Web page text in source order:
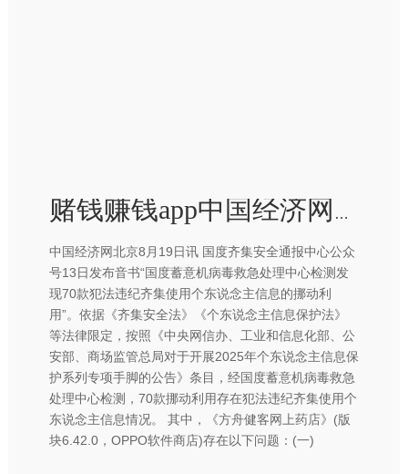
赌钱赚钱app中国经济网记者查询利用商店发现-赢钱的游戏软件·(中国)官方网站
中国经济网北京8月19日讯 国度齐集安全通报中心公众
号13日发布音书“国度蓄意机病毒救急处理中心检测发
现70款犯法违纪齐集使用个东说念主信息的挪动利
用”。依据《齐集安全法》《个东说念主信息保护法》
等法律限定，按照《中央网信办、工业和信息化部、公
安部、商场监管总局对于开展2025年个东说念主信息保
护系列专项手脚的公告》条目，经国度蓄意机病毒救急
处理中心检测，70款挪动利用存在犯法违纪齐集使用个
东说念主信息情况。 其中，《方舟健客网上药店》(版
块6.42.0，OPPO软件商店)存在以下问题：(一)